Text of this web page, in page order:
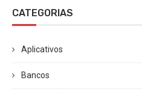
CATEGORIAS
Aplicativos
Bancos